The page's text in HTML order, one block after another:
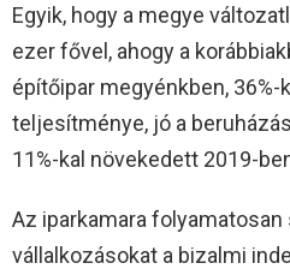
Egyik, hogy a megye
ezer fővel, ahogy a
építőipar megyénkben, 36%-
teljesítménye, jó a
11%-kal növekedett 2019-
Az iparkamara
vállalkozásokat a bizalmi